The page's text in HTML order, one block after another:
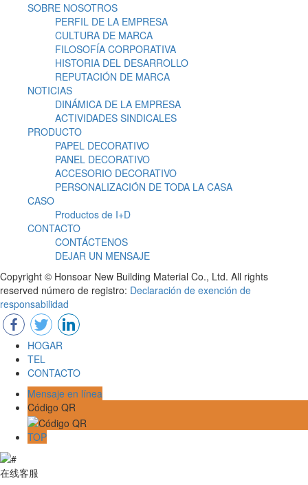
SOBRE NOSOTROS
PERFIL DE LA EMPRESA
CULTURA DE MARCA
FILOSOFÍA CORPORATIVA
HISTORIA DEL DESARROLLO
REPUTACIÓN DE MARCA
NOTICIAS
DINÁMICA DE LA EMPRESA
ACTIVIDADES SINDICALES
PRODUCTO
PAPEL DECORATIVO
PANEL DECORATIVO
ACCESORIO DECORATIVO
PERSONALIZACIÓN DE TODA LA CASA
CASO
Productos de I+D
CONTACTO
CONTÁCTENOS
DEJAR UN MENSAJE
Copyright © Honsoar New Building Material Co., Ltd. All rights
reserved número de registro: Declaración de exención de
responsabilidad
HOGAR
TEL
CONTACTO
Mensaje en línea
Código QR
TOP
在线客服